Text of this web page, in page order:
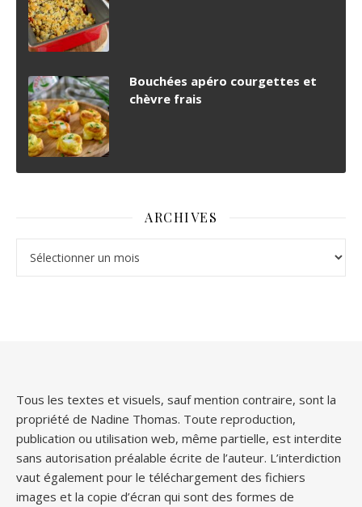
Bouchées apéro courgettes et
chèvre frais
ARCHIVES
Tous les textes et visuels, sauf mention contraire, sont la
propriété de Nadine Thomas. Toute reproduction,
publication ou utilisation web, même partielle, est interdite
sans autorisation préalable écrite de l’auteur. L’interdiction
vaut également pour le téléchargement des fichiers
images et la copie d’écran qui sont des formes de